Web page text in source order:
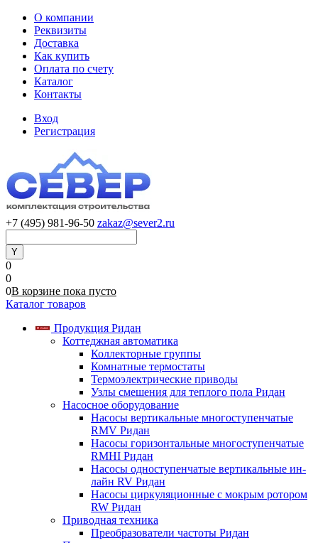
О компании
Реквизиты
Доставка
Как купить
Оплата по счету
Каталог
Контакты
Вход
Регистрация
+7 (495) 981-96-50 zakaz@sever2.ru
0
0
0В корзине пока пусто
Каталог товаров
Продукция Ридан
Коттеджная автоматика
Коллекторные группы
Комнатные термостаты
Термоэлектрические приводы
Узлы смешения для теплого пола Ридан
Насосное оборудование
Насосы вертикальные многоступенчатые
RMV Ридан
Насосы горизонтальные многоступенчатые
RMHI Ридан
Насосы одноступенчатые вертикальные ин-
лайн RV Ридан
Насосы циркуляционные с мокрым ротором
RW Ридан
Приводная техника
Преобразователи частоты Ридан